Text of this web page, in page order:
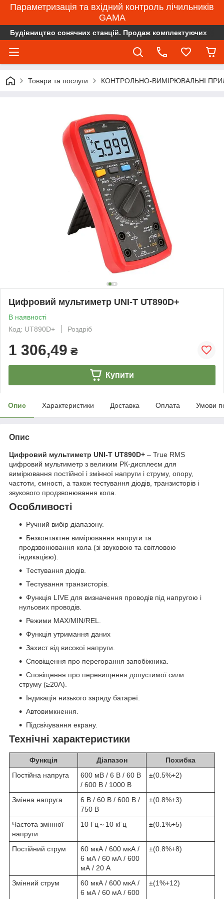
Параметризація та вхідний контроль лічильників
GAMA
Будівництво сонячних станцій. Продаж комплектуючих
Товари та послуги КОНТРОЛЬНО-ВИМІРЮВАЛЬНІ
Цифровий мультиметр UNI-T UT890D+
В наявності
Код: UT890D+
Роздріб
1 306,49 ₴
Купити
Опис Характеристики Доставка Оплата Умови
Опис
Цифровий мультиметр UNI-T UT890D+ – True RMS
цифровий мультиметр з великим РК-дисплеєм для
вимірювання постійної і змінної напруги і струму, опору,
частоти, ємності, а також тестування діодів, транзисторів і
звукового продзвонювання кола.
Особливості
Ручний вибір діапазону.
Безконтактне вимірювання напруги та
продзвонювання кола (зі звуковою та світловою
індикацією).
Тестування діодів.
Тестування транзисторів.
Функція LIVE для визначення проводів під напругою і
нульових проводів.
Режими MAX/MIN/REL.
Функція утримання даних
Захист від високої напруги.
Сповіщення про перегорання запобіжника.
Сповіщення про перевищення допустимої сили
струму (≥20A).
Індикація низького заряду батареї.
Автовимкнення.
Підсвічування екрану.
Технічні характеристики
Функція Діапазон
Похибка
Постійна напруга
600 мВ / 6 В / 60 В
/ 600 В / 1000 В
±(0.5%+2)
Змінна напруга
6 В / 60 В / 600 В /
750 В
±(0.8%+3)
Частота змінної
напруги
10 Гц～10 кГц ±(0.1%+5)
Постійний струм
60 мкА / 600 мкА /
6 мА / 60 мА / 600
мА / 20 A
±(0.8%+8)
Змінний струм
60 мкА / 600 мкА /
6 мА / 60 мА / 600
±(1%+12)